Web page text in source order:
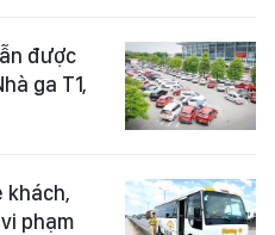
được
ga T1,
khách,
phạm